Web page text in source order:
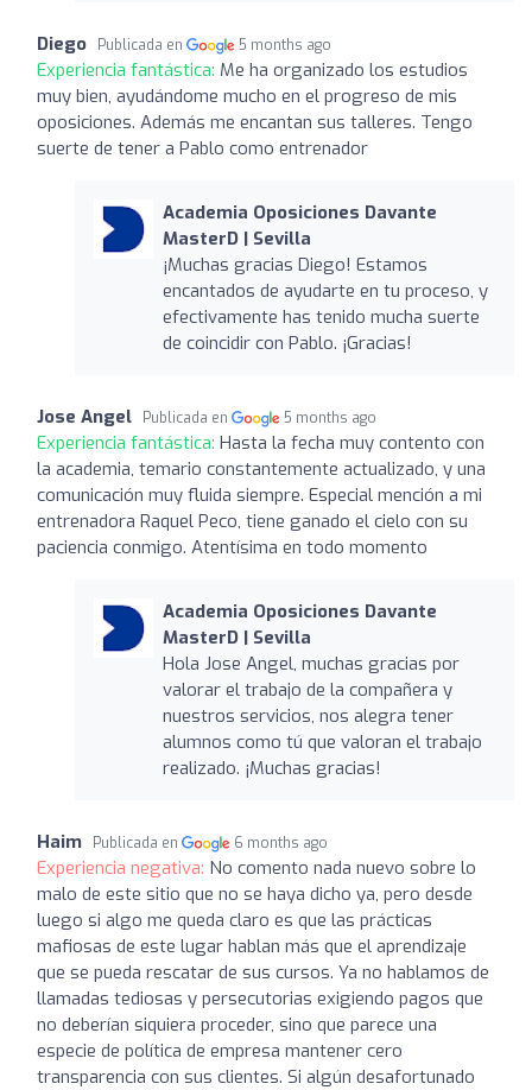
Diego Publicada en 5 months ago
Experiencia fantástica: Me ha organizado los estudios
muy bien, ayudándome mucho en el progreso de mis
oposiciones. Además me encantan sus talleres. Tengo
suerte de tener a Pablo como entrenador
Academia Oposiciones Davante
MasterD | Sevilla
¡Muchas gracias Diego! Estamos
encantados de ayudarte en tu proceso, y
efectivamente has tenido mucha suerte
de coincidir con Pablo. ¡Gracias!
Jose Angel Publicada en 5 months ago
Experiencia fantástica: Hasta la fecha muy contento con
la academia, temario constantemente actualizado, y una
comunicación muy fluida siempre. Especial mención a mi
entrenadora Raquel Peco, tiene ganado el cielo con su
paciencia conmigo. Atentísima en todo momento
Academia Oposiciones Davante
MasterD | Sevilla
Hola Jose Angel, muchas gracias por
valorar el trabajo de la compañera y
nuestros servicios, nos alegra tener
alumnos como tú que valoran el trabajo
realizado. ¡Muchas gracias!
Haim Publicada en 6 months ago
Experiencia negativa: No comento nada nuevo sobre lo
malo de este sitio que no se haya dicho ya, pero desde
luego si algo me queda claro es que las prácticas
mafiosas de este lugar hablan más que el aprendizaje
que se pueda rescatar de sus cursos. Ya no hablamos de
llamadas tediosas y persecutorias exigiendo pagos que
no deberían siquiera proceder, sino que parece una
especie de política de empresa mantener cero
transparencia con sus clientes. Si algún desafortunado